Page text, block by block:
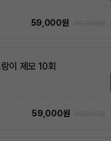
59,000원
이 제모 10회
59,000원